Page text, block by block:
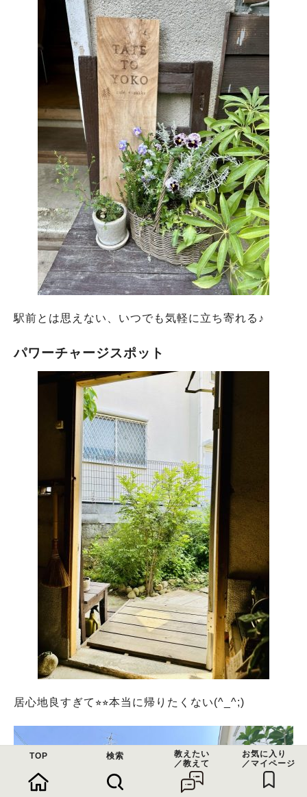
駅前とは思えない、いつでも気軽に立ち寄れる♪
パワーチャージスポット
居心地良すぎて⭐︎⭐︎本当に帰りたくない(^_^;)
TOP 検索
教えたい
／教えて
お気に入り
／マイページ